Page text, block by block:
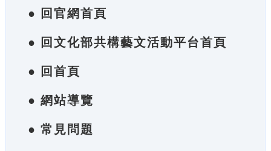
● 回官網首頁
● 回文化部共構藝文活動平台首頁
● 回首頁
● 網站導覽
● 常見問題